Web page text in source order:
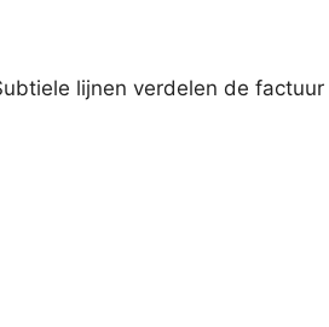
lijnen verdelen de